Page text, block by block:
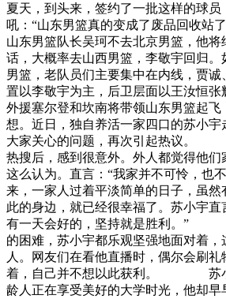
夏天，到头来，签约了一批这样的球员
吼：“山东男篮真的变成了废品回收站
山东男篮队长吴珂不去北京男篮，他将
话，大概率去山西男篮，李敬宇回归
男篮，老队员们主要集中在内线，贾
置以李敬宇为主，后卫层面以王汝恒
外援塞尔登和坎南将带领山东男篮起飞
想。近日，独自养活一家四口的苏小
大家关心的问题，再次引起热议
热搜后，感到很意外。外人都觉得他们
这么认为。直言：“我家并不可怜
来，一家人过着平淡简单的日子，虽然
此的身边，就已经很幸福了。苏小宇直
有一天会好的，坚持就是胜利。”
的困难，苏小宇都乐观坚强地面对着
人。网友们在看他直播时，偶尔会刷礼
着，自己并不想以此获利。 苏小
龄人正在享受美好的大学时光，他却早